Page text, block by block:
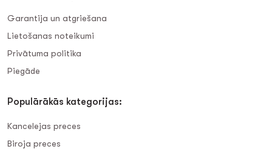
Garantija un atgriešana
Lietošanas noteikumi
Privātuma politika
Piegāde
Populārākās kategorijas:
Kancelejas preces
Biroja preces